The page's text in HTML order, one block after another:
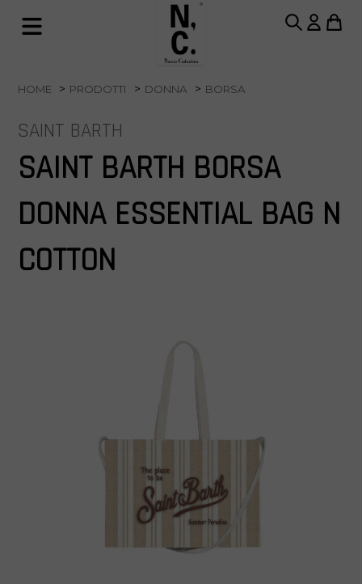
HOME PRODOTTI DONNA BORSA
SAINT BARTH
SAINT BARTH BORSA
DONNA ESSENTIAL BAG N
COTTON